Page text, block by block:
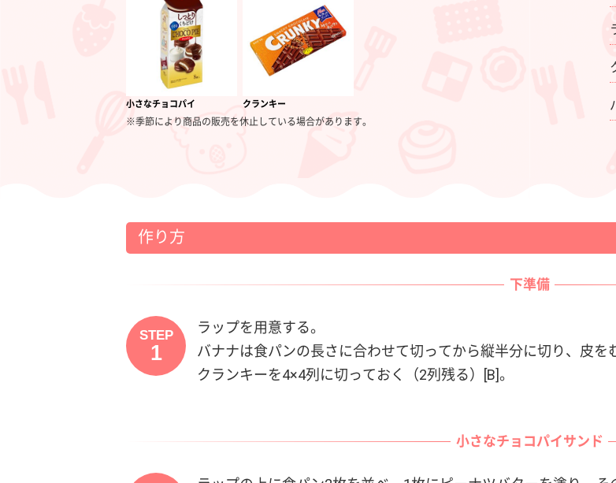
小さなチョコパイ クランキー
※季節により商品の販売を休止している場合があります。
作り方
下準備
STEP
1
ラップを用意する。
バナナは食パンの長さに合わせて切ってから縦半分に切り、皮を
クランキーを4×4列に切っておく（2列残る）[B]。
小さなチョコパイサンド